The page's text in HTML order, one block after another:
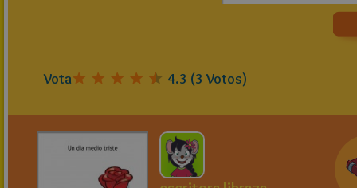
Vota 4.3 (3 Votos)